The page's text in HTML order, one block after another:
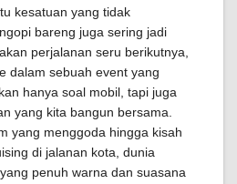
kesatuan yang tidak
bareng juga sering jadi
perjalanan seru berikutnya,
dalam sebuah event yang
hanya soal mobil, tapi juga
yang kita bangun bersama.
yang menggoda hingga kisah
di jalanan kota, dunia
penuh warna dan suasana